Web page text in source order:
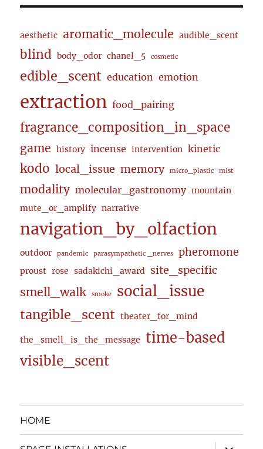
aesthetic aromatic_molecule audible_scent
blind body_odor chanel_5 cosmetic
edible_scent education emotion
extraction food_pairing
fragrance_composition_in_space
game history incense intervention kinetic
kodo local_issue memory micro_plastic mist
modality molecular_gastronomy mountain
mute_or_amplify narrative
navigation_by_olfaction
outdoor pandemic parasympathetic _nerves pheromone
proust rose sadakichi_award site_specific
smell_walk smoke social_issue
tangible_scent theater_for_mind
the_smell_is_the_message time-based
visible_scent
HOME
expand